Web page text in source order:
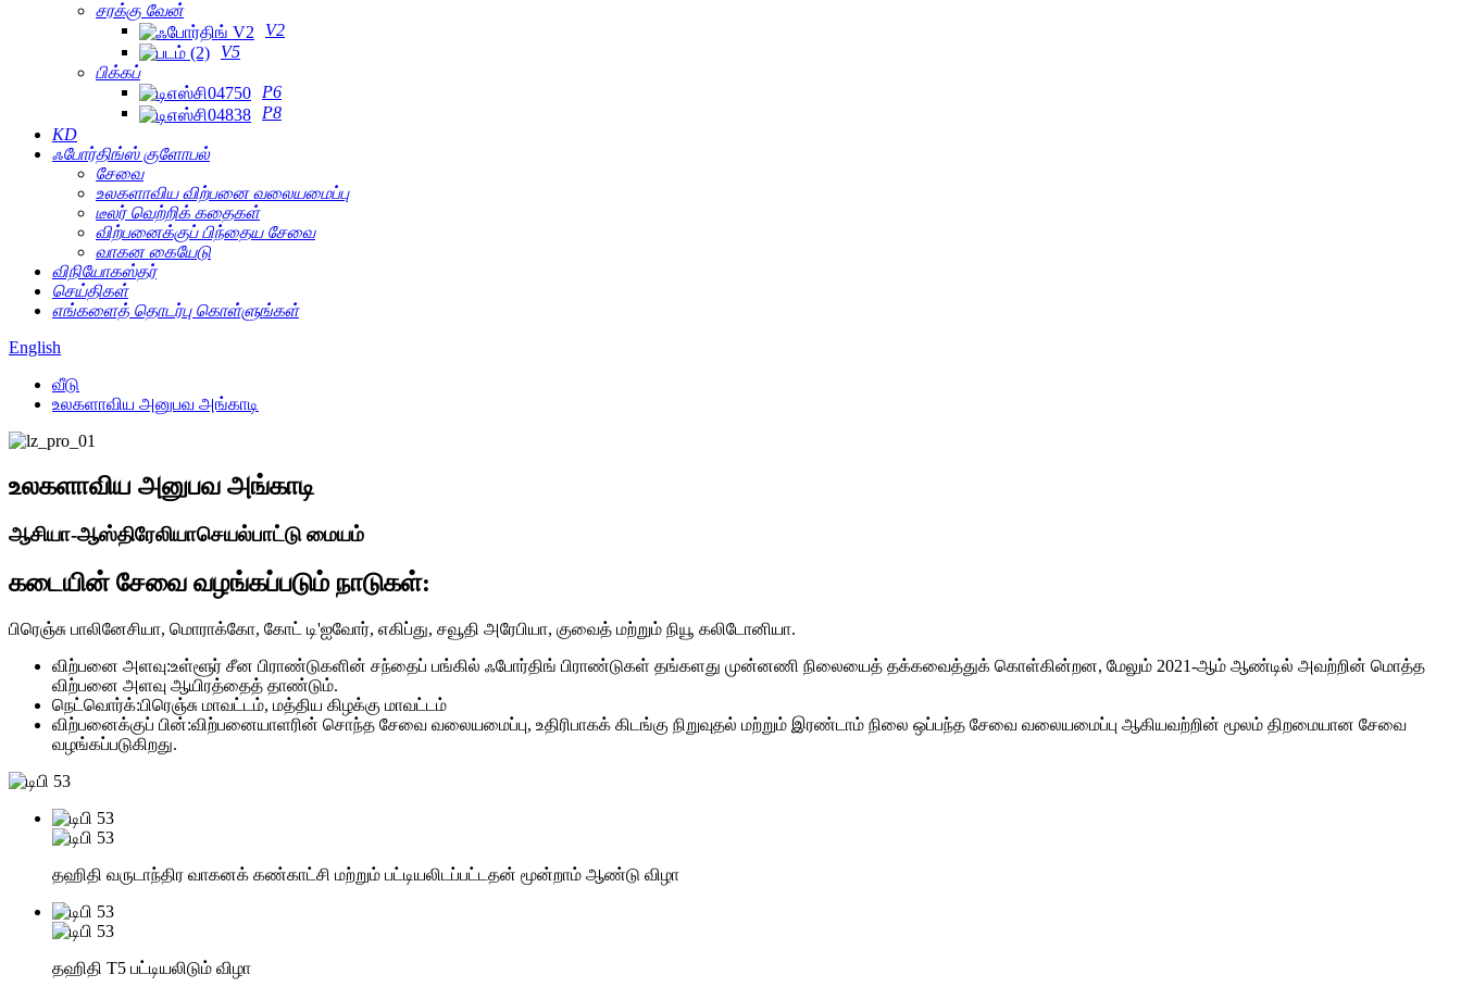
சரக்கு வேன்
V2
V5
பிக்கப்
P6
P8
KD
ஃபோர்திங்ஸ் குளோபல்
சேவை
உலகளாவிய விற்பனை வலையமைப்பு
டீலர் வெற்றிக் கதைகள்
விற்பனைக்குப் பிந்தைய சேவை
வாகன கையேடு
விநியோகஸ்தர்
செய்திகள்
எங்களைத் தொடர்பு கொள்ளுங்கள்
English
வீடு
உலகளாவிய அனுபவ அங்காடி
உலகளாவிய அனுபவ அங்காடி
ஆசியா-ஆஸ்திரேலியாசெயல்பாட்டு மையம்
கடையின் சேவை வழங்கப்படும் நாடுகள்:
பிரெஞ்சு பாலினேசியா, மொராக்கோ, கோட் டி'ஐவோர், எகிப்து, சவூதி அரேபியா, குவைத் மற்றும் நியூ கலிடோனியா.
விற்பனை அளவு:உள்ளூர் சீன பிராண்டுகளின் சந்தைப் பங்கில் ஃபோர்திங் பிராண்டுகள் தங்களது முன்னணி நிலையைத் தக்கவைத்துக் கொள்கின்றன, மேலும் 2021-ஆம் ஆண்டில் அவற்றின் மொத்த
விற்பனை அளவு ஆயிரத்தைத் தாண்டும்.
நெட்வொர்க்:பிரெஞ்சு மாவட்டம், மத்திய கிழக்கு மாவட்டம்
விற்பனைக்குப் பின்:விற்பனையாளரின் சொந்த சேவை வலையமைப்பு, உதிரிபாகக் கிடங்கு நிறுவுதல் மற்றும் இரண்டாம் நிலை ஒப்பந்த சேவை வலையமைப்பு ஆகியவற்றின் மூலம் திறமையான சேவை
வழங்கப்படுகிறது.
தஹிதி வருடாந்திர வாகனக் கண்காட்சி மற்றும் பட்டியலிடப்பட்டதன் மூன்றாம் ஆண்டு விழா
தஹிதி T5 பட்டியலிடும் விழா